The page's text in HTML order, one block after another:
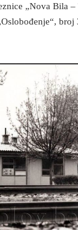
„Nova Bila
broj